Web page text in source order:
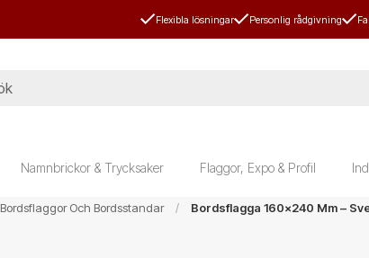
Flexibla lösningar Personlig rådgivning
Namnbrickor & Trycksaker Flaggor, Expo & Profil
Bordsflaggor Och Bordsstandar Bordsflagga 160x240 Mm –